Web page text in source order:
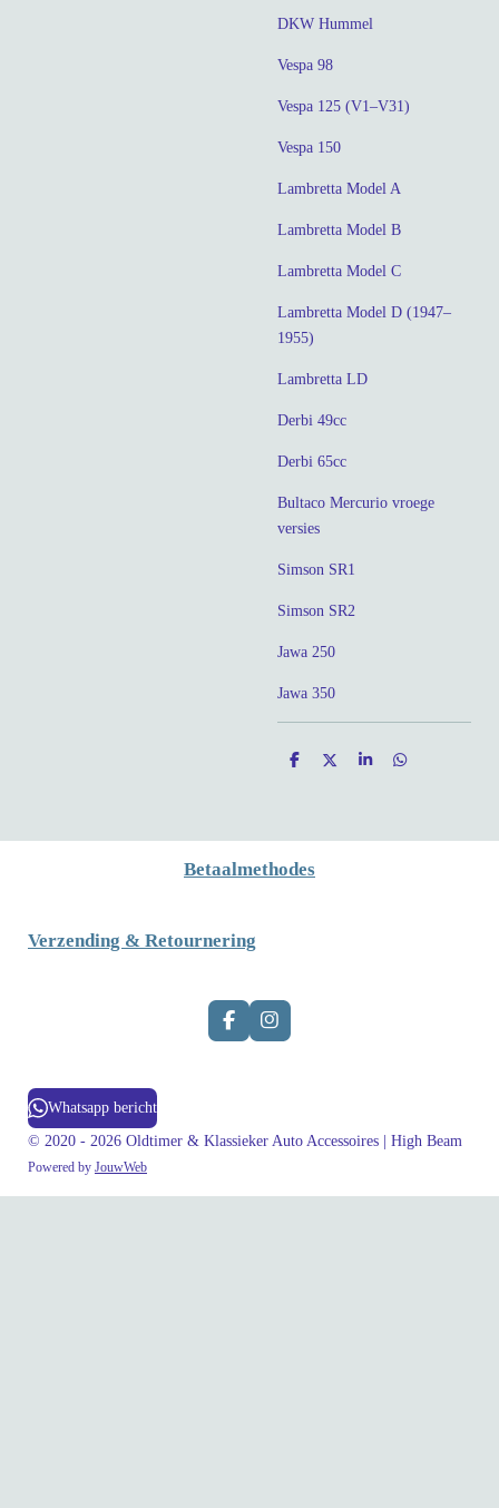
DKW Hummel
Vespa 98
Vespa 125 (V1–V31)
Vespa 150
Lambretta Model A
Lambretta Model B
Lambretta Model C
Lambretta Model D (1947–
1955)
Lambretta LD
Derbi 49cc
Derbi 65cc
Bultaco Mercurio vroege
versies
Simson SR1
Simson SR2
Jawa 250
Jawa 350
D
D
S
D
Betaalmethodes
Verzending & Retournering
F
a
k
I
n
a
Whatsapp bericht
© 2020 - 2026 Oldtimer & Klassieker Auto Accessoires | High Beam
Powered by JouwWeb